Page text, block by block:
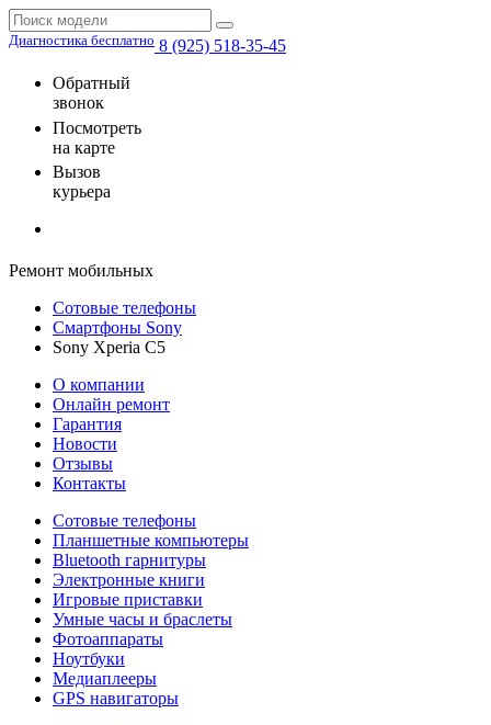
Диагностика бесплатно 8 (925) 518-35-45
Обратный
звонок
Посмотреть
на карте
Вызов
курьера
Ремонт мобильных
Сотовые телефоны
Смартфоны Sony
Sony Xperia C5
О компании
Онлайн ремонт
Гарантия
Новости
Отзывы
Контакты
Сотовые телефоны
Планшетные компьютеры
Bluetooth гарнитуры
Электронные книги
Игровые приставки
Умные часы и браслеты
Фотоаппараты
Ноутбуки
Медиаплееры
GPS навигаторы